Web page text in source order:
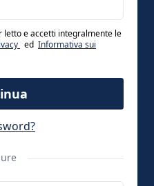
letto e accetti integralmente le
ed Informativa sui